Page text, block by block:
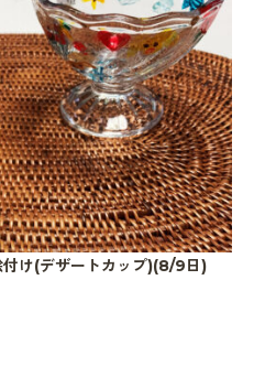
け(デザートカップ)(8/9日)